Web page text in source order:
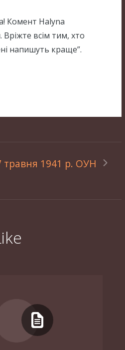
Комент Halyna
всім тим, хто
напишуть краще”.
травня 1941 р. ОУН